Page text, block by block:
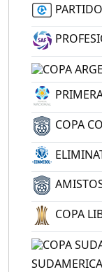
COPA
COPA